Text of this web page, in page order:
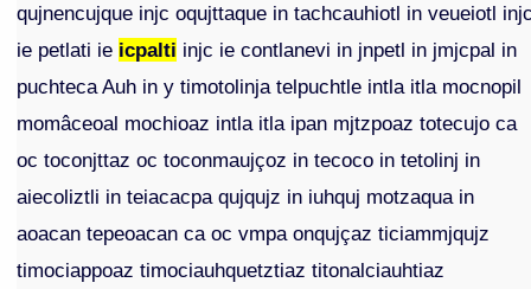
qujnencujque injc oqujttaque in tachcauhiotl in veueiotl
ie petlati ie icpalti injc ie contlanevi in jnpetl in jmjcpal in
puchteca Auh in y timotolinja telpuchtle intla itla mocnopil
momâceoal mochioaz intla itla ipan mjtzpoaz totecujo ca
oc toconjttaz oc toconmaujçoz in tecoco in tetolinj in
aiecoliztli in teiacacpa qujqujz in iuhquj motzaqua in
aoacan tepeoacan ca oc vmpa onqujçaz ticiammjqujz
timociappoaz timociauhquetztiaz titonalciauhtiaz